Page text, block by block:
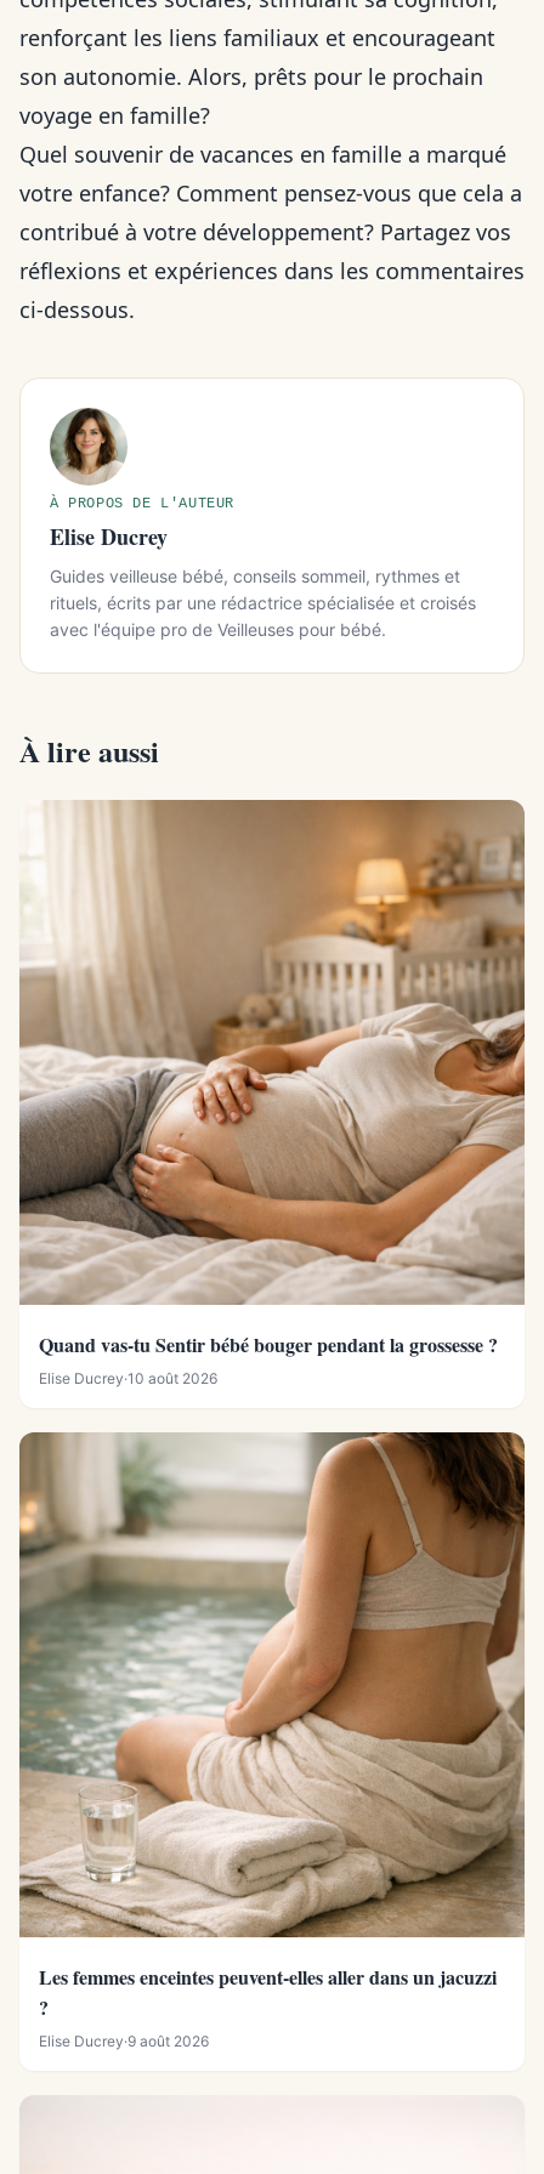
renforçant les liens familiaux et encourageant
son autonomie. Alors, prêts pour le prochain
voyage en famille?
Quel souvenir de vacances en famille a marqué
votre enfance? Comment pensez-vous que cela a
contribué à votre développement? Partagez vos
réflexions et expériences dans les commentaires
ci-dessous.
À PROPOS DE L'AUTEUR
Elise Ducrey
Guides veilleuse bébé, conseils sommeil, rythmes et
rituels, écrits par une rédactrice spécialisée et croisés
avec l'équipe pro de Veilleuses pour bébé.
À lire aussi
Quand vas-tu Sentir bébé bouger pendant la grossesse ?
Elise Ducrey·10 août 2026
Les femmes enceintes peuvent-elles aller dans un jacuzzi
?
Elise Ducrey·9 août 2026